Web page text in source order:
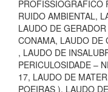
PROFISSIOGRAFICO
RUIDO AMBIENTAL,
LAUDO DE
CONAMA, LAUDO DE
, LAUDO DE
PERICULOSIDADE –
17, LAUDO DE
POEIRAS ), LAUDO